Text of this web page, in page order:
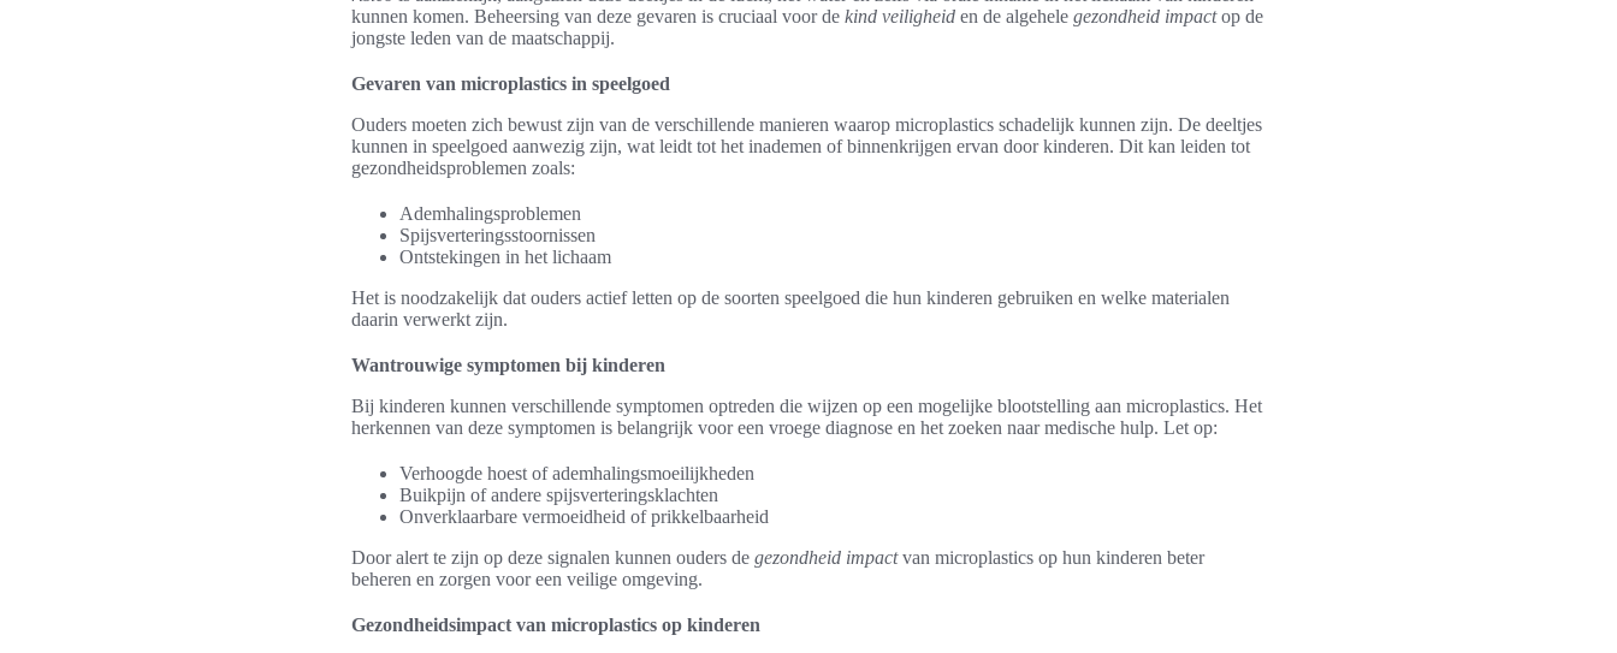
kunnen komen. Beheersing van deze gevaren is cruciaal voor de kind veiligheid en de algehele gezondheid impactop de
jongste leden van de maatschappij.
Gevaren van microplastics in speelgoed
Ouders moeten zich bewust zijn van de verschillende manieren waarop microplastics schadelijk kunnen zijn. De deeltjes
kunnen in speelgoed aanwezig zijn, wat leidt tot het inademen of binnenkrijgen ervan door kinderen. Dit kan leiden tot
gezondheidsproblemen zoals:
Ademhalingsproblemen
Spijsverteringsstoornissen
Ontstekingen in het lichaam
Het is noodzakelijk dat ouders actief letten op de soorten speelgoed die hun kinderen gebruiken en welke materialen
daarin verwerkt zijn.
Wantrouwige symptomen bij kinderen
Bij kinderen kunnen verschillende symptomen optreden die wijzen op een mogelijke blootstelling aan microplastics. Het
herkennen van deze symptomen is belangrijk voor een vroege diagnose en het zoeken naar medische hulp. Let op:
Verhoogde hoest of ademhalingsmoeilijkheden
Buikpijn of andere spijsverteringsklachten
Onverklaarbare vermoeidheid of prikkelbaarheid
Door alert te zijn op deze signalen kunnen ouders de gezondheid impactvan microplastics op hun kinderen beter
beheren en zorgen voor een veilige omgeving.
Gezondheidsimpact van microplastics op kinderen